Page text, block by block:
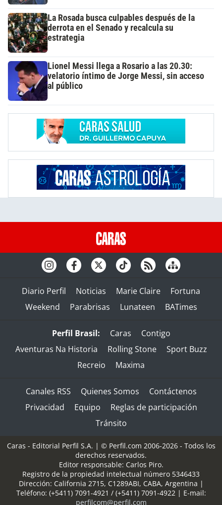
La Rosada busca culpables después de la
derrota en el Senado y recalcula su
estrategia
Lionel Messi llega a Rosario a las 20.30:
velatorio íntimo de Jorge Messi, sin acceso
al público
Diario Perfil Noticias Marie Claire
Fortuna
Weekend
Parabrisas Lunateen BATimes
Perfil Brasil: Caras
Contigo
Aventuras Na Historia
Rolling Stone
Sport Buzz
Recreio
Maxima
Canales RSS Quienes Somos
Contáctenos
Privacidad
Equipo
Reglas de participación
Tránsito
Caras - Editorial Perfil S.A. | © Perfil.com 2006-2026 - Todos los
derechos reservados.
Editor responsable: Carlos Piro.
Registro de la propiedad intelectual número 5346433
Dirección: California 2715, C1289ABI, CABA, Argentina |
Teléfono: (+5411) 7091-4921 / (+5411) 7091-4922| E-mail:
perfilcom@perfil.com